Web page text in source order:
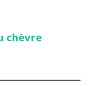
chèvre